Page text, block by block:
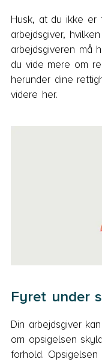
Husk, at du ikke
arbejdsgiver,
arbejdsgiveren må
du vide mere om
herunder dine
videre her.
Fyret under
Din arbejdsgiver
om opsigelsen
forhold.